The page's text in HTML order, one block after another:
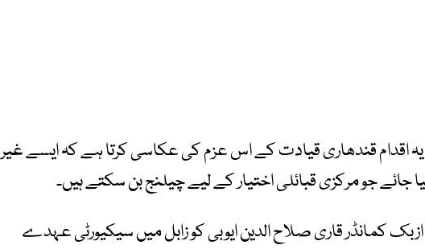
اقدام قندھاری قیادت کے اس عزم کی عکاسی کرتا ہے کہ ایسے غیر
جائے جو مرکزی قبائلی اختیار کے لیے چیلنج بن سکتے ہیں۔
کمانڈر قاری صلاح الدین ایوبی کو زابل میں سیکیورٹی عہدے